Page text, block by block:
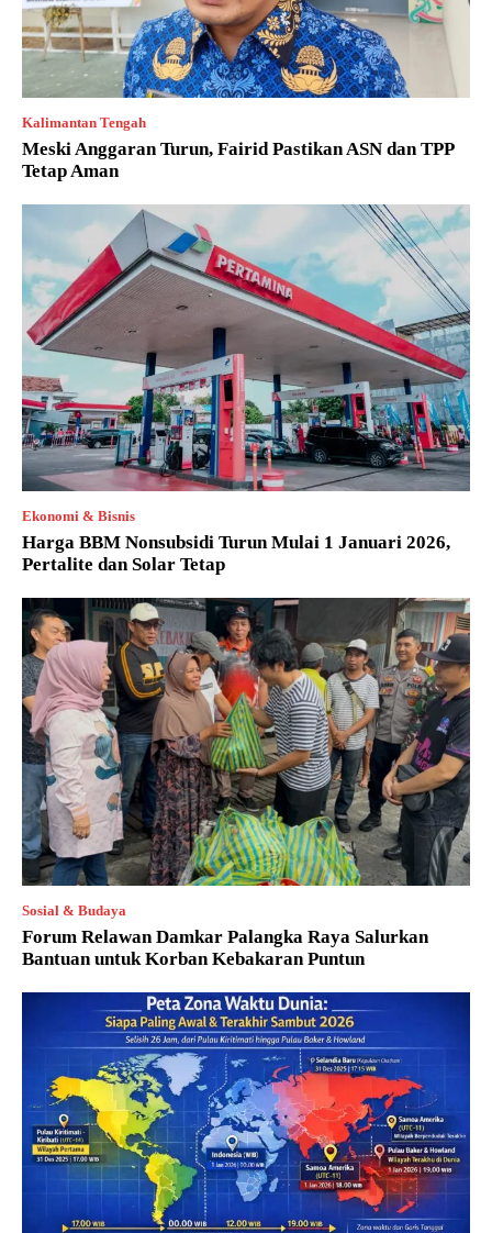
Kalimantan Tengah
Meski Anggaran Turun, Fairid Pastikan ASN dan TPP
Tetap Aman
Ekonomi & Bisnis
Harga BBM Nonsubsidi Turun Mulai 1 Januari 2026,
Pertalite dan Solar Tetap
Sosial & Budaya
Forum Relawan Damkar Palangka Raya Salurkan
Bantuan untuk Korban Kebakaran Puntun